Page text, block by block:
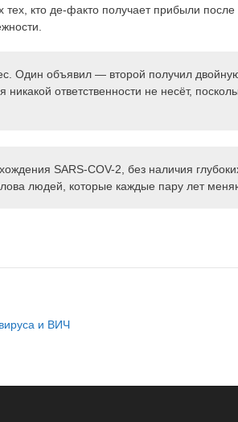
тех, кто де-факто получает прибыли
Один объявил — второй получил
ответственности не несёт,
SARS-COV-2, без наличия
людей, которые каждые пару лет
и ВИЧ